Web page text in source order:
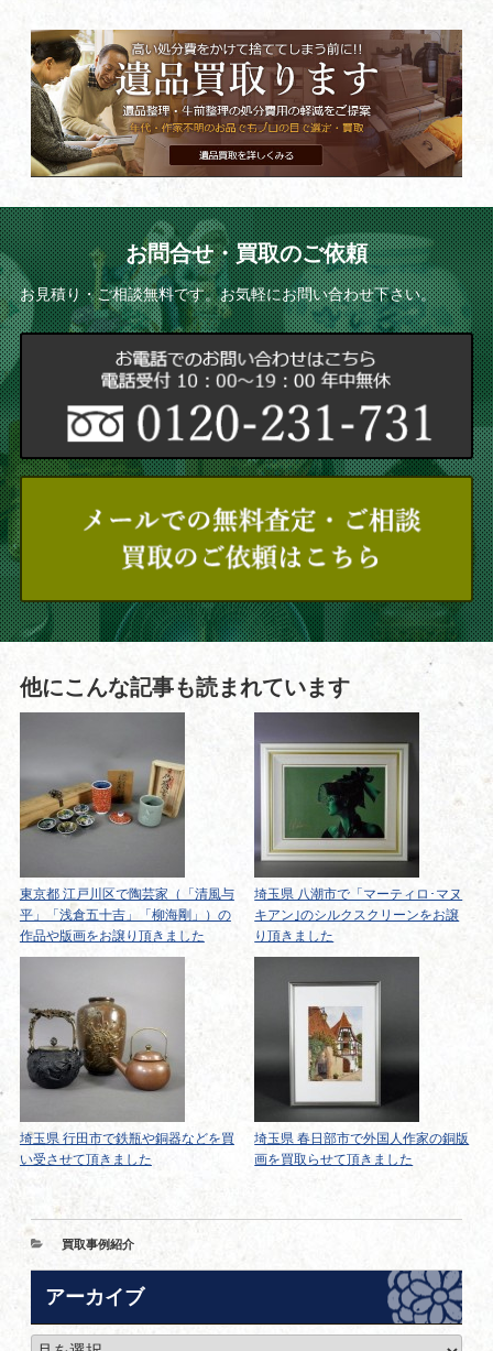
お問合せ・買取のご依頼
お見積り・ご相談無料です。お気軽にお問い合わせ下さい。
他にこんな記事も読まれています
東京都 江戸川区で陶芸家（「清風与
平」「浅倉五十吉」「柳海剛」）の
作品や版画をお譲り頂きました
埼玉県 八潮市で「マーティロ･マヌ
キアン｣のシルクスクリーンをお譲
り頂きました
埼玉県 行田市で鉄瓶や銅器などを買
い受させて頂きました
埼玉県 春日部市で外国人作家の銅版
画を買取らせて頂きました
カ
リ
買取事例紹介
アーカイブ
ア